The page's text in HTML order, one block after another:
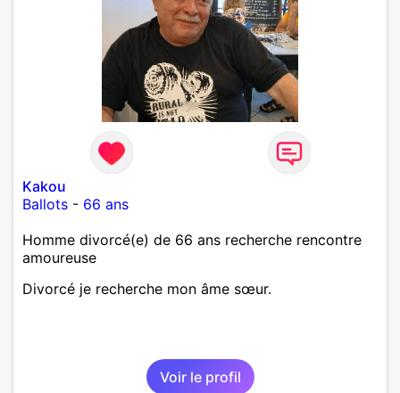
Kakou
Ballots - 66 ans
Homme divorcé(e) de 66 ans recherche rencontre
amoureuse
Divorcé je recherche mon âme sœur.
Voir le profil